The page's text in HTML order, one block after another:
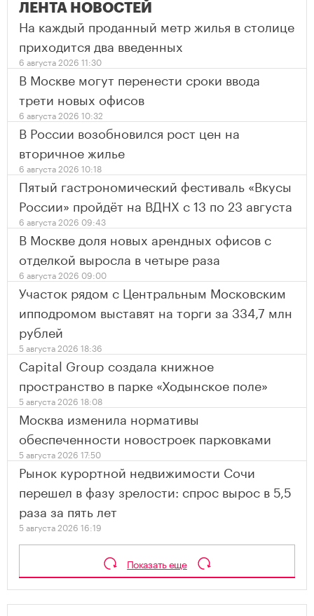
ЛЕНТА НОВОСТЕЙ
На каждый проданный метр жилья в столице
приходится два введенных
6 августа 2026 11:30
В Москве могут перенести сроки ввода
трети новых офисов
6 августа 2026 10:32
В России возобновился рост цен на
вторичное жилье
6 августа 2026 10:18
Пятый гастрономический фестиваль «Вкусы
России» пройдёт на ВДНХ с 13 по 23 августа
6 августа 2026 09:43
В Москве доля новых арендных офисов с
отделкой выросла в четыре раза
6 августа 2026 09:00
Участок рядом с Центральным Московским
ипподромом выставят на торги за 334,7 млн
рублей
5 августа 2026 18:36
Capital Group создала книжное
пространство в парке «Ходынское поле»
5 августа 2026 18:08
Москва изменила нормативы
обеспеченности новостроек парковками
5 августа 2026 17:50
Рынок курортной недвижимости Сочи
перешел в фазу зрелости: спрос вырос в 5,5
раза за пять лет
5 августа 2026 16:19
Показать еще